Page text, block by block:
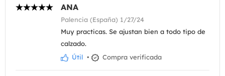
ANA
Palencia (España) 1/27/24
Muy practicas. Se ajustan bien a todo tipo de
calzado.
Útil • Compra verificada